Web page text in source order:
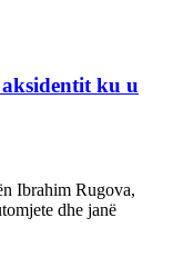
ku u
Ibrahim Rugova,
dhe janë